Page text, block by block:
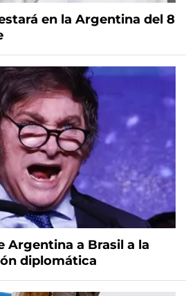
en la Argentina del 8
Argentina a Brasil a la
diplomática